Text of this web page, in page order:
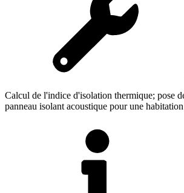
Calcul de l'indice d'isolation thermique; pose
panneau isolant acoustique pour une habitation